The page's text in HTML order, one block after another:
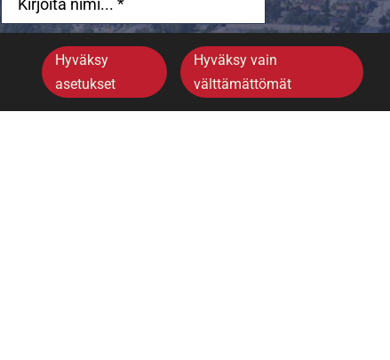
Hyväksy
asetukset
Hyväksy vain
välttämättömät